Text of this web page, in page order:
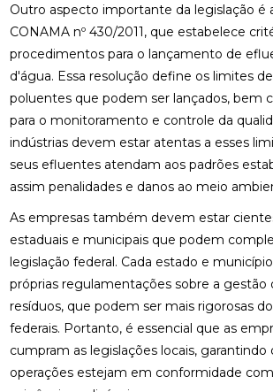
Outro aspecto importante da legislação é
CONAMA nº 430/2011, que estabelece
procedimentos para o lançamento de
d'água. Essa resolução define os limites
poluentes que podem ser lançados, bem
para o monitoramento e controle da
indústrias devem estar atentas a esses
seus efluentes atendam aos padrões
assim penalidades e danos ao meio
As empresas também devem estar
estaduais e municipais que podem
legislação federal. Cada estado e
próprias regulamentações sobre a gestão
resíduos, que podem ser mais rigorosas
federais. Portanto, é essencial que as
cumpram as legislações locais, garantindo
operações estejam em conformidade